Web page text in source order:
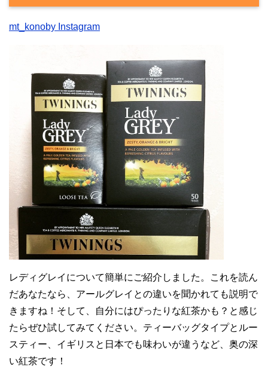
mt_konoby Instagram
レディグレイについて簡単にご紹介しました。これを読ん
だあなたなら、アールグレイとの違いを聞かれても説明で
きますね！そして、自分にはぴったりな紅茶かも？と感じ
たらぜひ試してみてください。ティーバッグタイプとルー
スティー、イギリスと日本でも味わいが違うなど、奥の深
い紅茶です！